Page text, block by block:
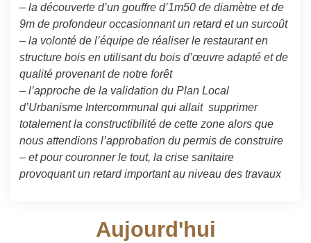
– la découverte d’un gouffre d’1m50 de diamètre et de
9m de profondeur occasionnant un retard et un surcoût
– la volonté de l’équipe de réaliser le restaurant en
structure bois en utilisant du bois d’œuvre adapté et de
qualité provenant de notre forêt
– l’approche de la validation du Plan Local
d’Urbanisme Intercommunal qui allait supprimer
totalement la constructibilité de cette zone alors que
nous attendions l’approbation du permis de construire
– et pour couronner le tout, la crise sanitaire
provoquant un retard important au niveau des travaux
Aujourd'hui